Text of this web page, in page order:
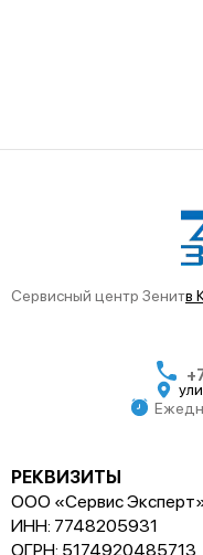
Сервисный центр Зенитв
РЕКВИЗИТЫ
ООО «Сервис
ИНН: 7748205931
ОГРН: 5174920485713